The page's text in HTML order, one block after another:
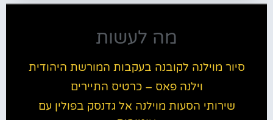
מה לעשות
סיור מוילנה לקובנה בעקבות המורשת היהודית
וילנה פאס – כרטיס התיירים
שירותי הסעות מוילנה אל גדנסק בפולין עם